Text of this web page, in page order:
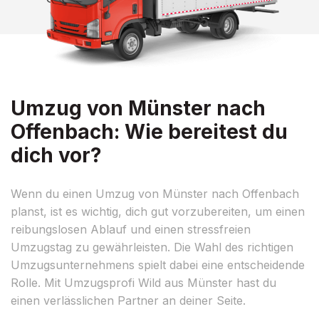
Umzug von Münster nach
Offenbach: Wie bereitest du
dich vor?
Wenn du einen Umzug von Münster nach Offenbach
planst, ist es wichtig, dich gut vorzubereiten, um einen
reibungslosen Ablauf und einen stressfreien
Umzugstag zu gewährleisten. Die Wahl des richtigen
Umzugsunternehmens spielt dabei eine entscheidende
Rolle. Mit Umzugsprofi Wild aus Münster hast du
einen verlässlichen Partner an deiner Seite.